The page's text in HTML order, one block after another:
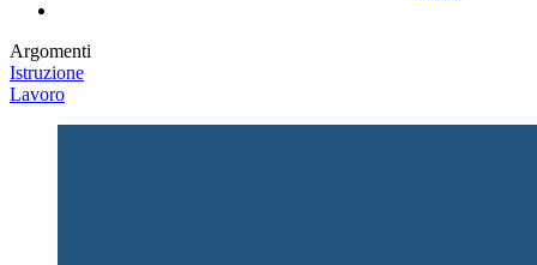
Argomenti
Istruzione
Lavoro